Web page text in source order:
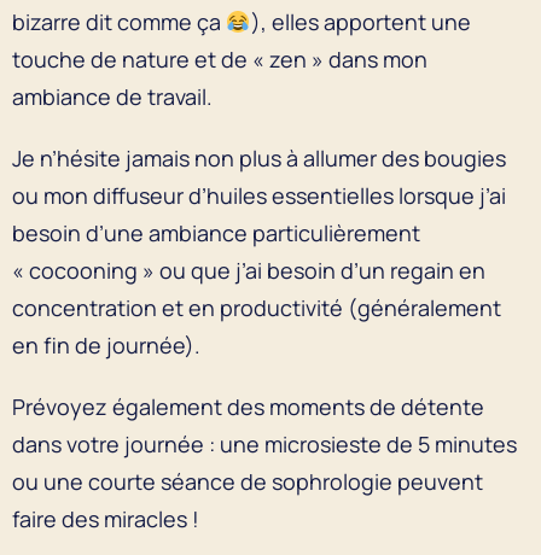
bizarre dit comme ça
), elles apportent une
touche de nature et de « zen » dans mon
ambiance de travail.
Je n’hésite jamais non plus à allumer des bougies
ou mon diffuseur d’huiles essentielles lorsque j’ai
besoin d’une ambiance particulièrement
« cocooning » ou que j’ai besoin d’un regain en
concentration et en productivité (généralement
en fin de journée).
Prévoyez également des moments de détente
dans votre journée : une microsieste de 5 minutes
ou une courte séance de sophrologie peuvent
faire des miracles !